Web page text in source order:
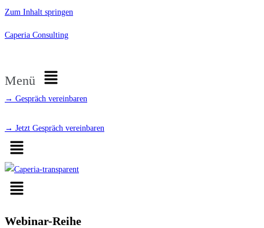
Zum Inhalt springen
Caperia Consulting
Menü
→ Gespräch vereinbaren
→ Jetzt Gespräch vereinbaren
Webinar-Reihe